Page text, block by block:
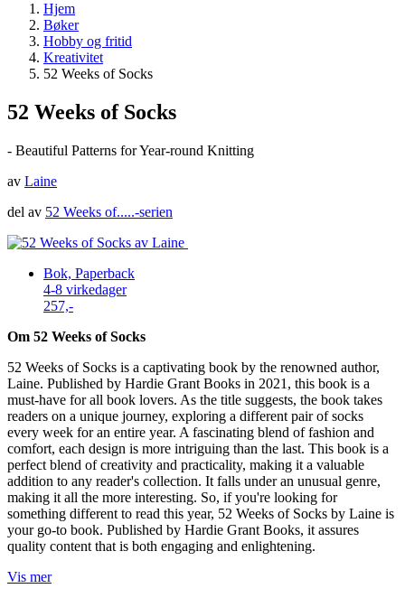
Hjem
Bøker
Hobby og fritid
Kreativitet
52 Weeks of Socks
52 Weeks of Socks
- Beautiful Patterns for Year-round Knitting
av Laine
del av 52 Weeks of.....-serien
Bok, Paperback
4-8 virkedager
257,-
Om 52 Weeks of Socks
52 Weeks of Socks is a captivating book by the renowned author,
Laine. Published by Hardie Grant Books in 2021, this book is a
must-have for all book lovers. As the title suggests, the book takes
readers on a unique journey, exploring a different pair of socks
every week for an entire year. A fascinating blend of fashion and
comfort, each design is more intriguing than the last. This book is a
perfect blend of creativity and practicality, making it a valuable
addition to any reader's collection. It falls under an unusual genre,
making it all the more interesting. So, if you're looking for
something different to read this year, 52 Weeks of Socks by Laine is
your go-to book. Published by Hardie Grant Books, it assures
quality content that is both engaging and enlightening.
Vis mer